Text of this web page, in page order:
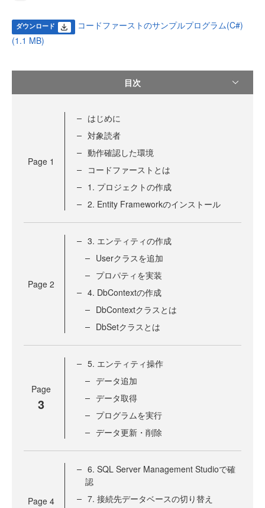
ダウンロード
コードファーストのサンプルプログラム(C#)
(1.1 MB)
目次
Page 1
はじめに
対象読者
動作確認した環境
コードファーストとは
1. プロジェクトの作成
2. Entity Frameworkのインストール
Page 2
3. エンティティの作成
Userクラスを追加
プロパティを実装
4. DbContextの作成
DbContextクラスとは
DbSetクラスとは
Page
3
5. エンティティ操作
データ追加
データ取得
プログラムを実行
データ更新・削除
Page 4
6. SQL Server Management Studioで確
認
7. 接続先データベースの切り替え